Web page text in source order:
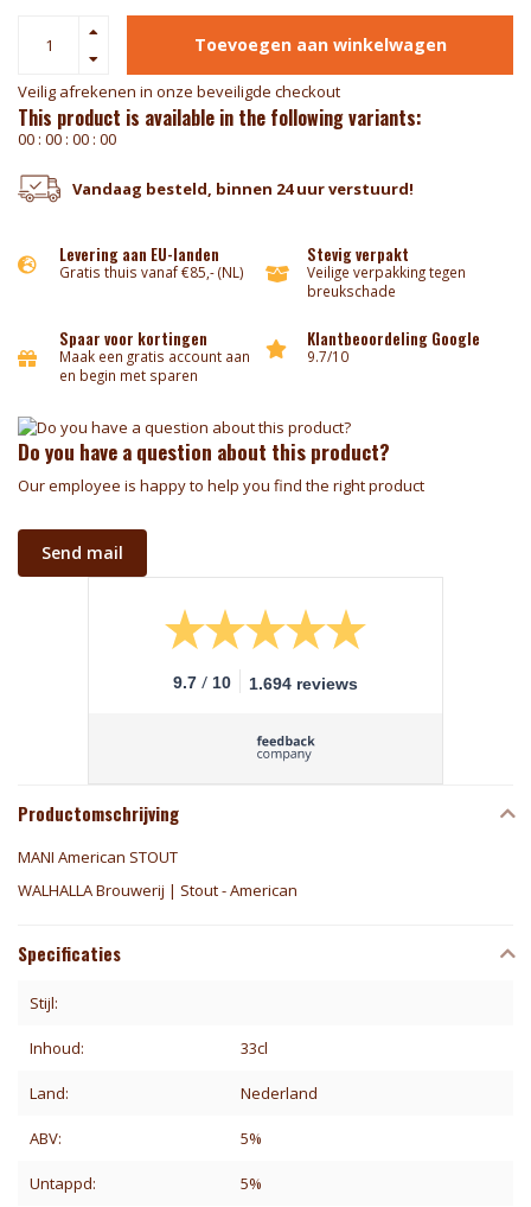
Toevoegen aan winkelwagen
Veilig afrekenen in onze beveiligde checkout
This product is available in the following variants:
00 : 00 : 00 : 00
Vandaag besteld, binnen 24 uur verstuurd!
Levering aan EU-landen
Gratis thuis vanaf €85,- (NL)
Stevig verpakt
Veilige verpakking tegen
breukschade
Spaar voor kortingen
Maak een gratis account aan
en begin met sparen
Klantbeoordeling Google
9.7/10
Do you have a question about this product?
Our employee is happy to help you find the right product
Send mail
9.7 / 10 1.694 reviews
Productomschrijving
MANI American STOUT
WALHALLA Brouwerij | Stout - American
Specificaties
Stijl:
Inhoud: 33cl
Land: Nederland
ABV: 5%
Untappd: 5%